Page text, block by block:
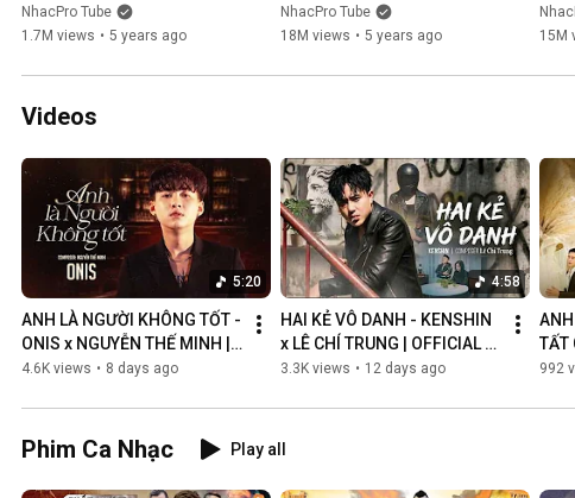
Steven Nguyễn, Lợi Trần |
Webdrama Yang Hồ 2021
NhacPro Tube
1.7M views • 5 years ago
Nguyễn, Lợi Trần |
Webdrama Yang Hồ 2021
NhacPro Tube
18M views • 5 years ago
15M
Videos
5:20
ANH LÀ NGƯỜI KHÔNG TỐT -
ONIS x NGUYỄN THẾ MINH |
OFFICIAL MV
4.6K views • 8 days ago
4:58
HAI KẺ VÔ DANH - KENSHIN
x LÊ CHÍ TRUNG | OFFICIAL
MUSIC VIDEO
3.3K views • 12 days ago
TẤT
992
Phim Ca Nhạc Play all